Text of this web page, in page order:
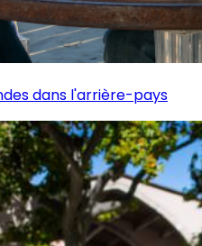
dans l'arrière-pays